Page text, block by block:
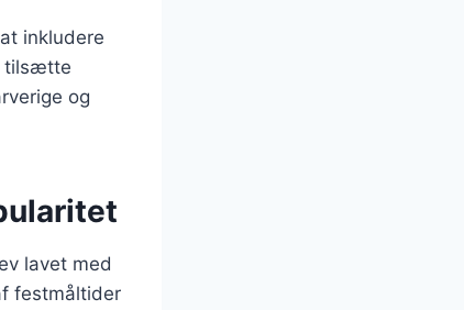
inkludere
tilsætte
og
lavet med
festmåltider